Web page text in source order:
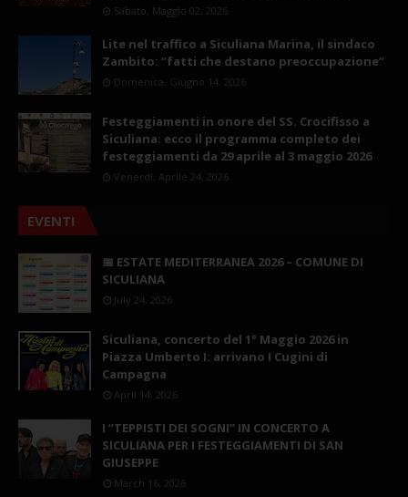
Sabato, Maggio 02, 2026
Lite nel traffico a Siculiana Marina, il sindaco
Zambito: “fatti che destano preoccupazione”
Domenica, Giugno 14, 2026
Festeggiamenti in onore del SS. Crocifisso a
Siculiana: ecco il programma completo dei
festeggiamenti da 29 aprile al 3 maggio 2026
Venerdì, Aprile 24, 2026
EVENTI
📅 ESTATE MEDITERRANEA 2026 – COMUNE DI
SICULIANA
July 24, 2026
Siculiana, concerto del 1° Maggio 2026 in
Piazza Umberto I: arrivano I Cugini di
Campagna
April 14, 2026
I “TEPPISTI DEI SOGNI” IN CONCERTO A
SICULIANA PER I FESTEGGIAMENTI DI SAN
GIUSEPPE
March 16, 2026